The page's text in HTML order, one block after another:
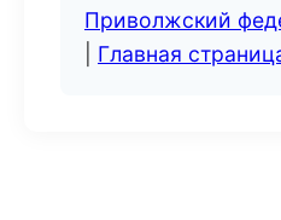
Приволжский
Главная